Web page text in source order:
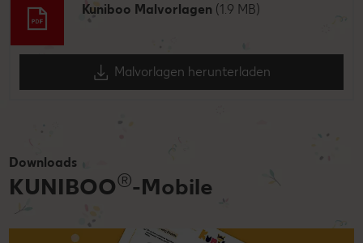
Kuniboo Malvorlagen (1.9 MB)
Malvorlagen herunterladen
Downloads
KUNIBOO®-Mobile